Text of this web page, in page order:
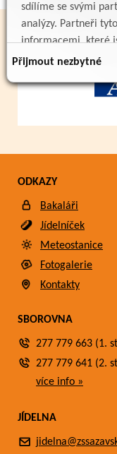
sdílíme se svými
analýzy. Partneři
informacemi, které
důsledku toho, že
Přijmout nezbytné
PARTNEŘI
ODKAZY
Bakaláři
Jídelníček
Meteostanice
Fotogalerie
Kontakty
SBOROVNA
277 779 663 (1.
277 779 641 (2.
více info »
JÍDELNA